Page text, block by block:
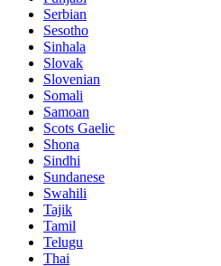
Serbian
Sesotho
Sinhala
Slovak
Slovenian
Somali
Samoan
Scots Gaelic
Shona
Sindhi
Sundanese
Swahili
Tajik
Tamil
Telugu
Thai